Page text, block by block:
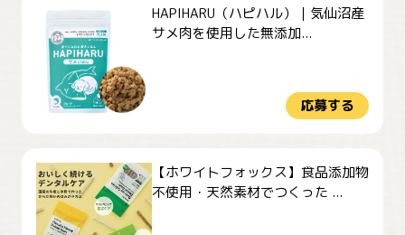
HAPIHARU（ハピハル）｜気仙沼産
サメ肉を使用した無添加...
応募する
【ホワイトフォックス】食品添加物
不使用・天然素材でつくった ...